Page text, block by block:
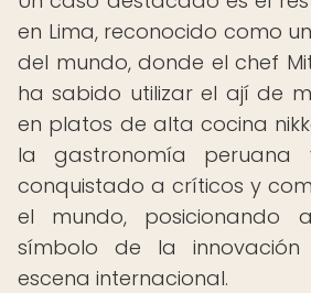
en Lima, reconocido como
del mundo, donde el chef
ha sabido utilizar el ají de
en platos de alta cocina
la gastronomía peruana
conquistado a críticos y
el mundo, posicionando
símbolo de la
escena internacional.